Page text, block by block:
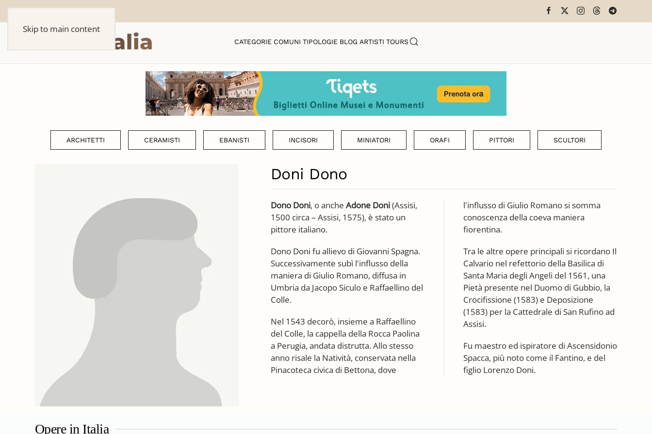
Skip to main content
CATEGORIE COMUNI TIPOLOGIE BLOG ARTISTI TOURS
ARCHITETTI CERAMISTI EBANISTI INCISORI MINIATORI ORAFI PITTORI SCULTORI
Doni Dono
Dono Doni, o anche Adone Doni(Assisi,
1500 circa – Assisi, 1575), è stato un
pittore italiano.
Dono Doni fu allievo di Giovanni Spagna.
Successivamente subì l'influsso della
maniera di Giulio Romano, diffusa in
Umbria da Jacopo Siculo e Raffaellino del
Colle.
Nel 1543 decorò, insieme a Raffaellino
del Colle, la cappella della Rocca Paolina
a Perugia, andata distrutta. Allo stesso
anno risale la Natività, conservata nella
Pinacoteca civica di Bettona, dove
l'influsso di Giulio Romano si somma
conoscenza della coeva maniera
fiorentina.
Tra le altre opere principali si ricordano Il
Calvario nel refettorio della Basilica di
Santa Maria degli Angeli del 1561, una
Pietà presente nel Duomo di Gubbio, la
Crocifissione (1583) e Deposizione
(1583) per la Cattedrale di San Rufino ad
Assisi.
Fu maestro ed ispiratore di Ascensidonio
Spacca, più noto come il Fantino, e del
figlio Lorenzo Doni.
Opere in Italia